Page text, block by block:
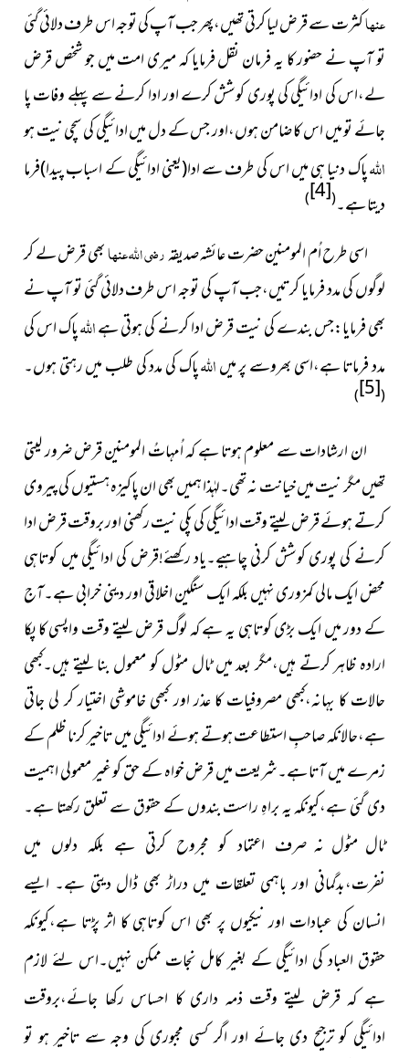
عنہاکثرت سے قرض لیا کرتی تھیں،پھر جب آپ کی توجہ اس طرف دلائی گئی
تو آپ نے حضور کا یہ فرمان نقل فرمایا کہ میری امت میں جو شخص قرض
لے،اس کی ادائیگی کی پوری کوشش کرے اور ادا کرنے سے پہلے وفات پا
جائے تو میں اس کا ضامن ہوں،اور جس کے دل میں ادائیگی کی سچی نیت ہو
اللہپاک دنیا ہی میں اس کی طرف سے ادا(یعنی ادائیگی کے اسباب پیدا)فرما
دیتا ہے۔(
[4]
)
اسی طرح اُم المومنین حضرت عائشہ صدیقہرضی اللہ عنہابھی قرض لے کر
لوگوں کی مدد فرمایا کرتیں،جب آپ کی توجہ اس طرف دلائی گئی تو آپ نے
بھی فرمایا:جس بندے کی نیت قرض ادا کرنے کی ہوتی ہےاللہپاک اس کی
مدد فرماتا ہے،اسی بھروسے پر میںاللہپاک کی مدد کی طلب میں رہتی ہوں۔
(
[5]
)
ان ارشادات سے معلوم ہوتا ہے کہ اُمہاتُ المومنین قرض ضرور لیتی
تھیں مگر نیت میں خیانت نہ تھی۔لہٰذا ہمیں بھی ان پاکیزہ ہستیوں کی پیروی
کرتے ہوئے قرض لیتے وقت ادائیگی کی پکی نیت رکھنی اور بروقت قرض ادا
کرنے کی پوری کوشش کرنی چاہیے۔یاد رکھئے!قرض کی ادائیگی میں کوتاہی
محض ایک مالی کمزوری نہیں بلکہ ایک سنگین اخلاقی اور دینی خرابی ہے۔آج
کے دور میں ایک بڑی کوتاہی یہ ہے کہ لوگ قرض لیتے وقت واپسی کا پکا
ارادہ ظاہر کرتے ہیں،مگر بعد میں ٹال مٹول کو معمول بنا لیتےہیں۔کبھی
حالات کا بہانہ،کبھی مصروفیات کا عذر اور کبھی خاموشیاختیار کر لی جاتی
ہے،حالانکہ صاحبِ استطاعت ہوتے ہوئے ادائیگی میں تاخیر کرنا ظلم کے
زمرے میں آتا ہے۔شریعت میں قرض خواہ کے حق کو غیر معمولی اہمیت
دی گئی ہے،کیونکہ یہ براہِراست بندوں کے حقوق سے تعلق رکھتا ہے۔
ٹال مٹول نہ صرف اعتماد کو مجروح کرتی ہے بلکہ دلوں میں
نفرت،بدگمانی اور باہمی تعلقات میں دراڑ بھی ڈال دیتی ہے۔ ایسے
انسان کی عبادات اور نیکیوں پر بھی اس کوتاہی کا اثر پڑتا ہے،کیونکہ
حقوق العباد کی ادائیگی کے بغیر کامل نجات ممکن نہیں۔اس لئے لازم
ہے کہ قرض لیتے وقت ذمہ داری کا احساس رکھا جائے،بروقت
ادائیگی کو ترجیح دی جائے اور اگر کسی مجبوری کی وجہ سے تاخیر ہو تو